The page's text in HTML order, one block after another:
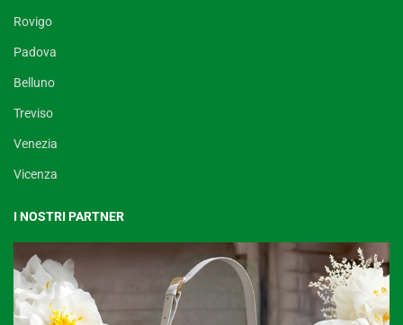
Rovigo
Padova
Belluno
Treviso
Venezia
Vicenza
I NOSTRI PARTNER